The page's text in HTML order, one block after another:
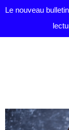
Le nouveau